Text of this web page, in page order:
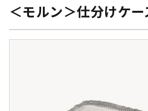
＜モルン＞仕分けケ